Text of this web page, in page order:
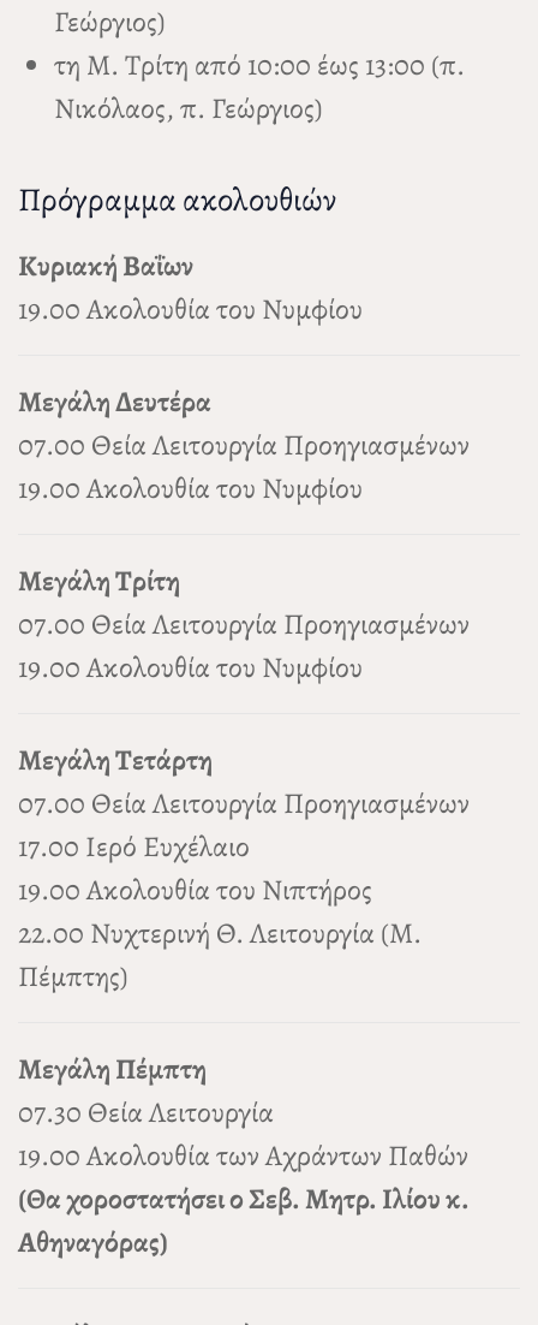
Γεώργιος)
τη Μ. Τρίτη από 10:00 έως 13:00 (π.
Νικόλαος, π. Γεώργιος)
Πρόγραμμα ακολουθιών
Κυριακή Βαΐων
19.00 Ακολουθία του Νυμφίου
Μεγάλη Δευτέρα
07.00 Θεία Λειτουργία Προηγιασμένων
19.00 Ακολουθία του Νυμφίου
Μεγάλη Τρίτη
07.00 Θεία Λειτουργία Προηγιασμένων
19.00 Ακολουθία του Νυμφίου
Μεγάλη Τετάρτη
07.00 Θεία Λειτουργία Προηγιασμένων
17.00 Ιερό Ευχέλαιο
19.00 Ακολουθία του Νιπτήρος
22.00 Νυχτερινή Θ. Λειτουργία (Μ.
Πέμπτης)
Μεγάλη Πέμπτη
07.30 Θεία Λειτουργία
19.00 Ακολουθία των Αχράντων Παθών
(Θα χοροστατήσει ο Σεβ. Μητρ. Ιλίου κ.
Αθηναγόρας)